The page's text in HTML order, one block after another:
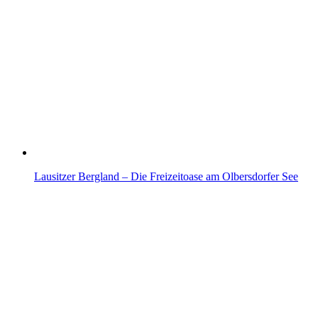
Lausitzer Bergland – Die Freizeitoase am Olbersdorfer See